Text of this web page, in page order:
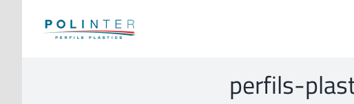
perfils-